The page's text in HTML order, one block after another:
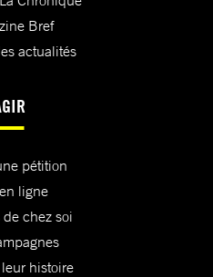
Bref
actualités
pétition
ligne
chez soi
histoire